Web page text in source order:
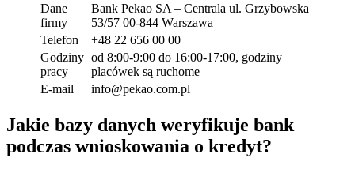
Dane
firmy
Bank Pekao SA – Centrala ul. Grzybowska
53/57 00-844 Warszawa
Telefon
+48 22 656 00 00
Godziny
pracy
od 8:00-9:00 do 16:00-17:00, godziny
placówek są ruchome
E-mail
info@pekao.com.pl
Jakie bazy danych weryfikuje bank
podczas wnioskowania o kredyt?